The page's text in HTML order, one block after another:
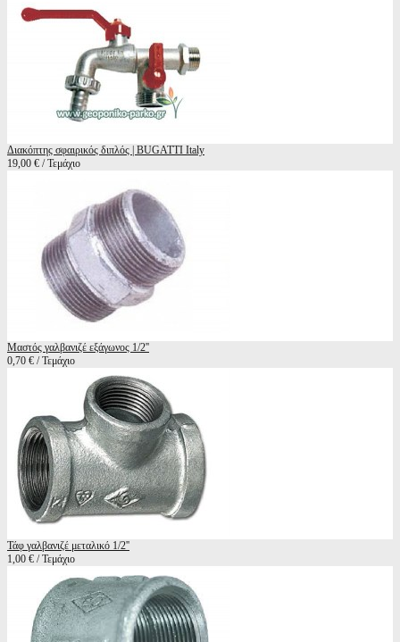
Διακόπτης σφαιρικός διπλός | BUGATTI Italy
19,00 € / Τεμάχιο
Μαστός γαλβανιζέ εξάγωνος 1/2''
0,70 € / Τεμάχιο
Τάφ γαλβανιζέ μεταλικό 1/2''
1,00 € / Τεμάχιο